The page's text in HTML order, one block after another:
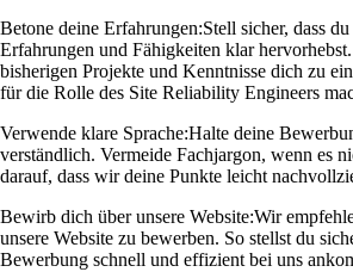
Betone deine Erfahrungen:Stell sicher, dass
Erfahrungen und Fähigkeiten klar
bisherigen Projekte und Kenntnisse dich zu
für die Rolle des Site Reliability Engineers
Verwende klare Sprache:Halte deine
verständlich. Vermeide Fachjargon, wenn es
darauf, dass wir deine Punkte leicht
Bewirb dich über unsere Website:Wir
unsere Website zu bewerben. So stellst du
Bewerbung schnell und effizient bei uns